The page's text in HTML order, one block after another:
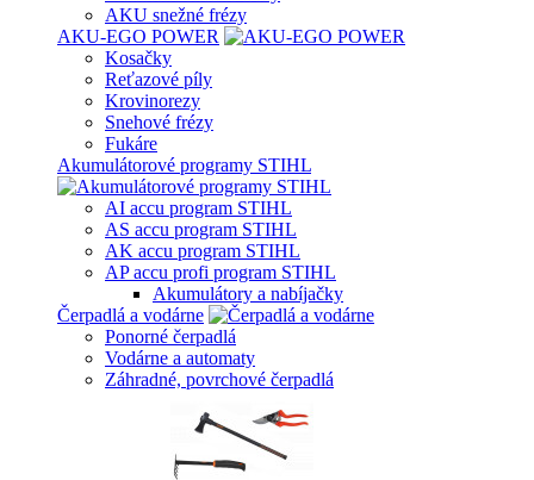
AKU snežné frézy
AKU-EGO POWER
Kosačky
Reťazové píly
Krovinorezy
Snehové frézy
Fukáre
Akumulátorové programy STIHL
AI accu program STIHL
AS accu program STIHL
AK accu program STIHL
AP accu profi program STIHL
Akumulátory a nabíjačky
Čerpadlá a vodárne
Ponorné čerpadlá
Vodárne a automaty
Záhradné, povrchové čerpadlá